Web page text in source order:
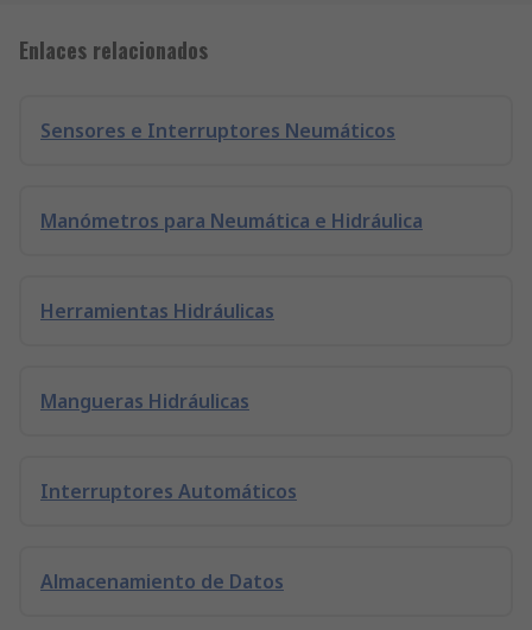
Enlaces relacionados
Sensores e Interruptores Neumáticos
Manómetros para Neumática e Hidráulica
Herramientas Hidráulicas
Mangueras Hidráulicas
Interruptores Automáticos
Almacenamiento de Datos